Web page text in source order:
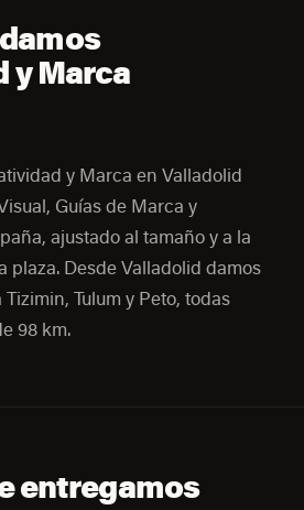
y Marca
y Marca en Valladolid
Guías de Marca y
ajustado al tamaño y a la
plaza. Desde Valladolid damos
Tulum y Peto, todas
98 km.
entregamos